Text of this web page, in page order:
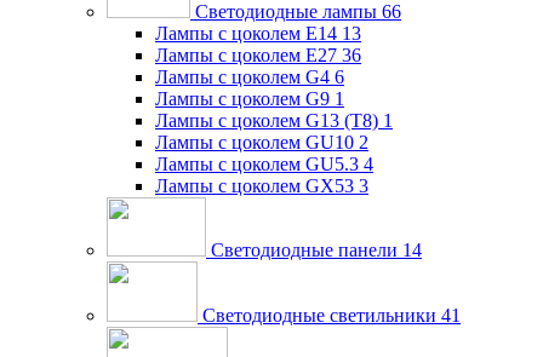
Светодиодные лампы 66
Лампы с цоколем E14 13
Лампы с цоколем E27 36
Лампы с цоколем G4 6
Лампы с цоколем G9 1
Лампы с цоколем G13 (Т8) 1
Лампы с цоколем GU10 2
Лампы с цоколем GU5.3 4
Лампы с цоколем GX53 3
Светодиодные панели 14
Светодиодные светильники 41